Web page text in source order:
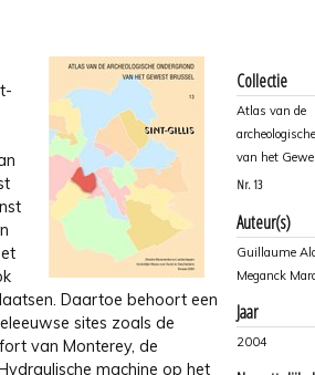
Daartoe behoort een
sites zoals de
van Monterey, de
machine op het
Collectie
Atlas van de
van het
Nr. 13
Auteur(s)
Guillaume
Meganck
Jaar
2004